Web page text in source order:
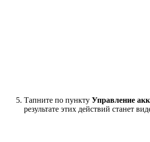
Тапните по пункту Управление
результате этих действий станет